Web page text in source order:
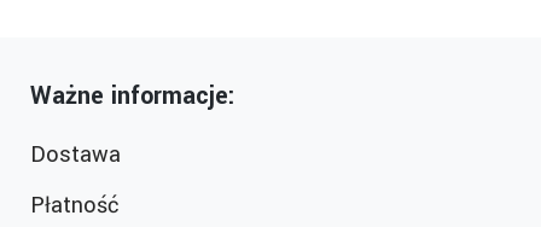
Ważne informacje:
Dostawa
Płatność